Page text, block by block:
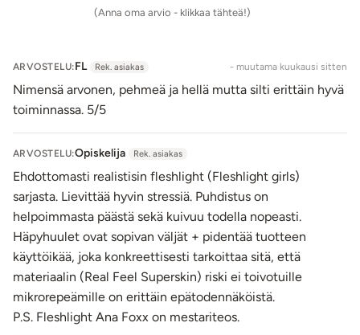
tämän kohdan. Tiukan osion pinnalla on keskikokoisia,
terävät kärjet yhdistettynä tiukkaan tunneliin antavat
todella intensiivisen penetraation tunteen.
Toisen kammion alussa on ainutlaatuinen, kookas
ristikkorakenne, joka on ikäänkuin louhittu tunnelin
seinämiin. Ristikko muodostuu kulmikkaista,
epäsymmetrisistä, trapetsin muotoisista nystyröistä, joiden
väleihin jää selkeät raot. Kun penis työntyy tämän ristikon
läpi, harjanteet antavatnapakkaa hierontaa ja raot
pientä hengähdystaukoa.
Ristikon jälkeen, n. 16,5 cm kohdalla, alkaa koko tunnelin
viimeinen rakenne, johon on harvakseltaan sijoitettu
todella kookkaita palluroita. Ne hierovat penistäsi
miellyttävän pehmeästi.
(Anna oma arvio - klikkaa tähteä!)
ARVOSTELU:FL Rek. asiakas - muutama kuukausi sitten
Nimensä arvonen, pehmeä ja hellä mutta silti erittäin hyvä
toiminnassa. 5/5
ARVOSTELU:Opiskelija Rek. asiakas
Ehdottomasti realistisin fleshlight (Fleshlight girls)
sarjasta. Lievittää hyvin stressiä. Puhdistus on
helpoimmasta päästä sekä kuivuu todella nopeasti.
Häpyhuulet ovat sopivan väljät + pidentää tuotteen
käyttöikää, joka konkreettisesti tarkoittaa sitä, että
materiaalin (Real Feel Superskin) riski ei toivotuille
mikrorepeämille on erittäin epätodennäköistä.
P.S. Fleshlight Ana Foxx on mestariteos.